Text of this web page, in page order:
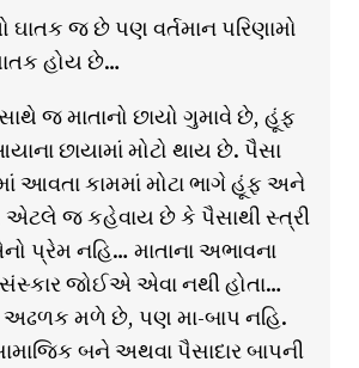
ઘાતક જ છે પણ વર્તમાન પરિણામો
હોય છે…
જ માતાનો છાયો ગુમાવે છે, હૂંફ
છાયામાં મોટો થાય છે. પૈસા
આવતા કામમાં મોટા ભાગે હૂંફ અને
એટલે જ કહેવાય છે કે પૈસાથી સ્ત્રી
પ્રેમ નહિ… માતાના અભાવના
જોઈએ એવા નથી હોતા…
અઢળક મળે છે, પણ મા-બાપ નહિ.
બને અથવા પૈસાદાર બાપની